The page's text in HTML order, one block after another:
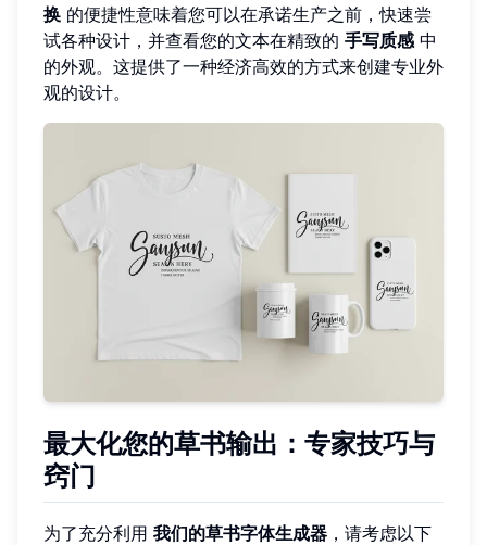
换 的便捷性意味着您可以在承诺生产之前，快速尝
试各种设计，并查看您的文本在精致的 手写质感 中
的外观。这提供了一种经济高效的方式来创建专业外
观的设计。
最大化您的草书输出：专家技巧与
窍门
为了充分利用 我们的草书字体生成器 ，请考虑以下